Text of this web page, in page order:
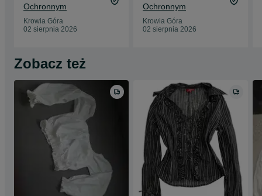
Ochronnym
Krowia Góra
02 sierpnia 2026
Ochronnym
Krowia Góra
02 sierpnia 2026
Zobacz też